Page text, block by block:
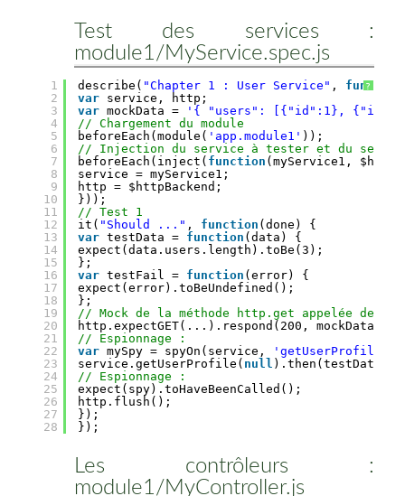
Test des services :
module1/MyService.spec.js
?
1
2
3
4
5
6
7
8
9
10
11
12
13
14
15
16
17
18
19
20
21
22
23
24
25
26
27
28
describe( "Chapter 1 : User Service" , function
var service, http;
var mockData =
'{ "users": [{"id":1},
// Chargement du module
beforeEach(module( 'app.module1' ));
// Injection du service à tester et du
beforeEach(inject( function (myService1,
service = myService1;
http = $httpBackend;
}));
// Test 1
it( "Should ..." , function (done) {
var testData = function (data) {
expect(data.users.length).toBe(3);
};
var testFail = function (error) {
expect(error).toBeUndefined();
};
// Mock de la méthode http.get appelée depuis
http.expectGET(...).respond(200, mockData);
// Espionnage :
var mySpy = spyOn(service, 'getUserProfile'
service.getUserProfile( null ).then(testData).
// Espionnage :
expect(spy).toHaveBeenCalled();
http.flush();
});
});
Les contrôleurs :
module1/MyController.js